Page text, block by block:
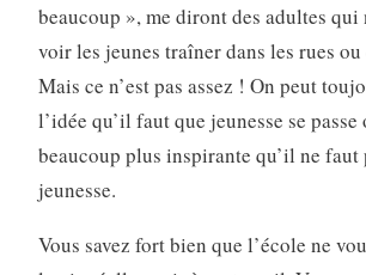
beaucoup », me diront des adultes qui
voir les jeunes traîner dans les rues
Mais ce n’est pas assez ! On peut
l’idée qu’il faut que jeunesse se passe
beaucoup plus inspirante qu’il ne faut
jeunesse.
Vous savez fort bien que l’école ne